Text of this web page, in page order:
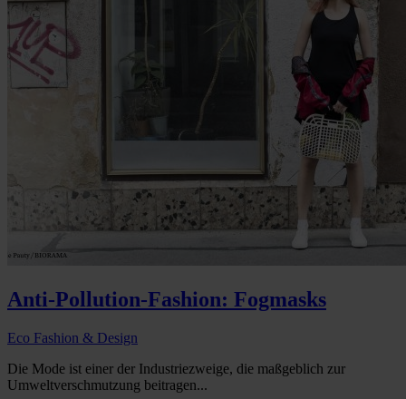
Anti-Pollution-Fashion: Fogmasks
Eco Fashion & Design
Die Mode ist einer der Industriezweige, die maßgeblich zur
Umweltverschmutzung beitragen...